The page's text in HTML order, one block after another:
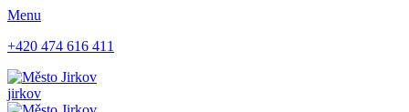
Menu
+420 474 616 411
jirkov